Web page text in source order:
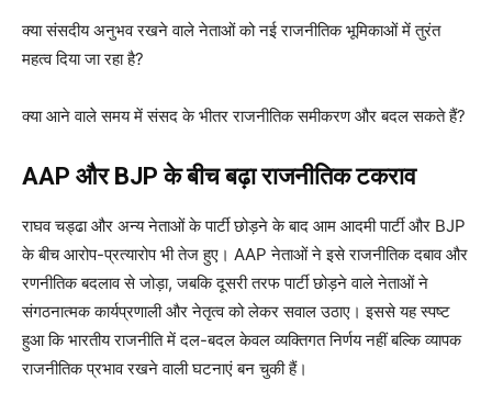
क्या संसदीय अनुभव रखने वाले नेताओं को नई राजनीतिक भूमिकाओं में तुरंत
महत्व दिया जा रहा है?
क्या आने वाले समय में संसद के भीतर राजनीतिक समीकरण और बदल सकते हैं?
AAP और BJP के बीच बढ़ा राजनीतिक टकराव
राघव चड्ढा और अन्य नेताओं के पार्टी छोड़ने के बाद आम आदमी पार्टी और BJP
के बीच आरोप-प्रत्यारोप भी तेज हुए। AAP नेताओं ने इसे राजनीतिक दबाव और
रणनीतिक बदलाव से जोड़ा, जबकि दूसरी तरफ पार्टी छोड़ने वाले नेताओं ने
संगठनात्मक कार्यप्रणाली और नेतृत्व को लेकर सवाल उठाए। इससे यह स्पष्ट
हुआ कि भारतीय राजनीति में दल-बदल केवल व्यक्तिगत निर्णय नहीं बल्कि व्यापक
राजनीतिक प्रभाव रखने वाली घटनाएं बन चुकी हैं।